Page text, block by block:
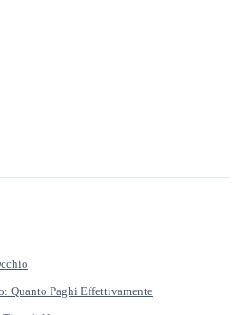
Quanto Paghi Effettivamente